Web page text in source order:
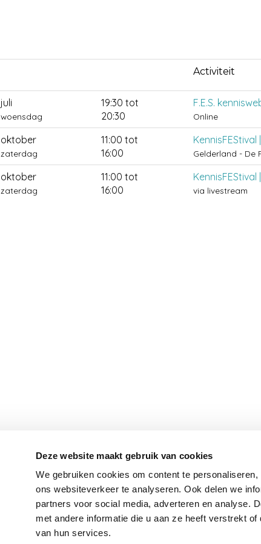
Deze website maakt gebruik van cookies
We gebruiken cookies om content te
ons websiteverkeer te analyseren. Ook delen we
partners voor social media, adverteren en analyse.
met andere informatie die u aan ze heeft verstrekt
van hun services.
Activiteit
juli
woensdag
19:30 tot
20:30
F.E.S.
Online
oktober
zaterdag
11:00 tot
16:00
Gelderland - De
oktober
zaterdag
11:00 tot
16:00
via livestream